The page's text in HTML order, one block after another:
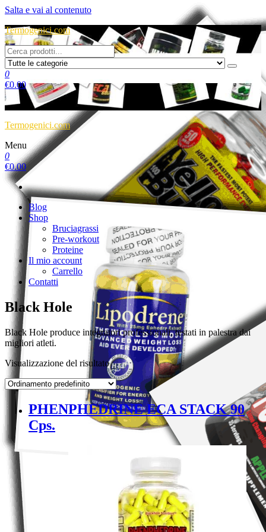
Salta e vai al contenuto
Termogenici.com
0
€0.00
Termogenici.com
Menu
0
€0.00
Blog
Shop
Bruciagrassi
Pre-workout
Proteine
Il mio account
Carrello
Contatti
Black Hole
Black Hole produce integratori professionali, testati in palestra dai
migliori atleti.
Visualizzazione del risultato
PHENPHEDRINE ECA STACK 90
Cps.